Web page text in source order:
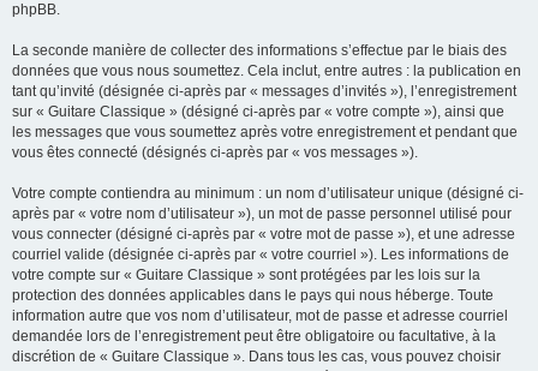
phpBB.
La seconde manière de collecter des informations s’effectue par le biais des
données que vous nous soumettez. Cela inclut, entre autres : la publication en
tant qu’invité (désignée ci-après par « messages d’invités »), l’enregistrement
sur « Guitare Classique » (désigné ci-après par « votre compte »), ainsi que
les messages que vous soumettez après votre enregistrement et pendant que
vous êtes connecté (désignés ci-après par « vos messages »).
Votre compte contiendra au minimum : un nom d’utilisateur unique (désigné ci-
après par « votre nom d’utilisateur »), un mot de passe personnel utilisé pour
vous connecter (désigné ci-après par « votre mot de passe »), et une adresse
courriel valide (désignée ci-après par « votre courriel »). Les informations de
votre compte sur « Guitare Classique » sont protégées par les lois sur la
protection des données applicables dans le pays qui nous héberge. Toute
information autre que vos nom d’utilisateur, mot de passe et adresse courriel
demandée lors de l’enregistrement peut être obligatoire ou facultative, à la
discrétion de « Guitare Classique ». Dans tous les cas, vous pouvez choisir